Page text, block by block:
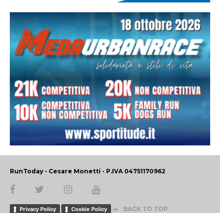
RunToday - Cesare Monetti - P.IVA 04751170962
Privacy Policy Cookie Policy BACK TO TOP